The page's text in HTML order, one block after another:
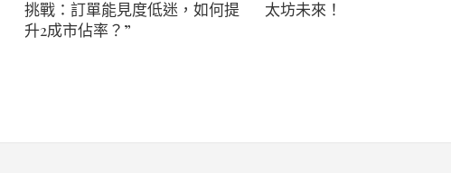
挑戰：訂單能見度低迷，如何提
升2成市佔率？”
太坊未來！